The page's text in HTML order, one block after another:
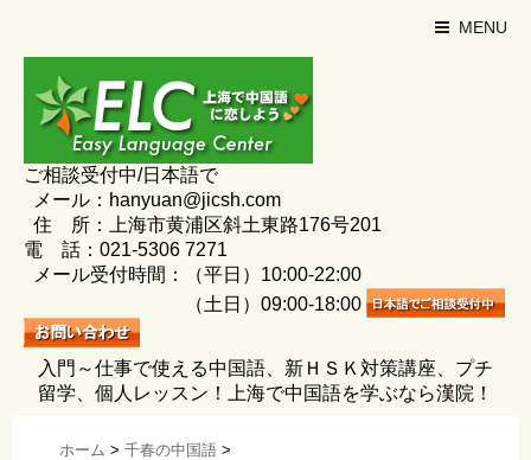
MENU
ご相談受付中/日本語で
メール：hanyuan@jicsh.com
住 所：上海市黄浦区斜土東路176号201
電 話：021-5306 7271
メール受付時間：（平日）10:00-22:00
（土日）09:00-18:00
入門～仕事で使える中国語、新ＨＳＫ対策講座、プチ
留学、個人レッスン！上海で中国語を学ぶなら漢院！
ホーム > 千春の中国語 >